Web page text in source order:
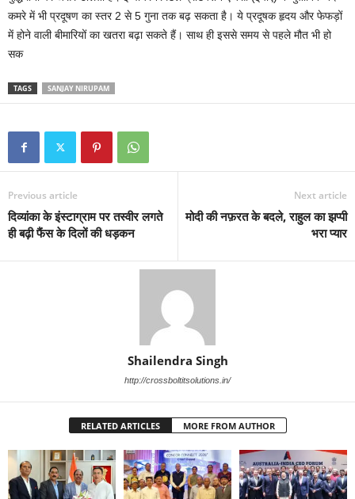
कमरे में भी प्रदूषण का स्तर 2 से 5 गुना तक बढ़ सकता है। ये प्रदूषक हृदय और फेफड़ों
में होने वाली बीमारियों का खतरा बढ़ा सकते हैं। साथ ही इससे समय से पहले मौत भी हो
सक
TAGS SANJAY NIRUPAM
Previous article
दिव्यांका के इंस्टाग्राम पर तस्वीर लगते
ही बढ़ी फैंस के दिलों की धड़कन
Next article
मोदी की नफ़रत के बदले, राहुल का झप्पी
भरा प्यार
Shailendra Singh
http://crossboltitsolutions.in/
RELATED ARTICLES MORE FROM AUTHOR